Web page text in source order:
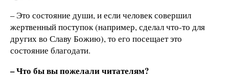
– Это состояние души, и если человек совершил
жертвенный поступок (например, сделал что-то для
других во Славу Божию), то его посещает это
состояние благодати.
– Что бы вы пожелали читателям?